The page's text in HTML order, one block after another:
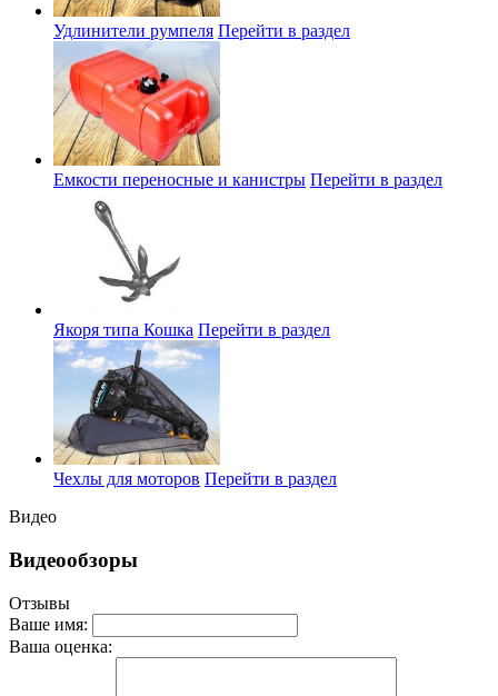
Удлинители румпеля Перейти в раздел
Емкости переносные и канистры Перейти в раздел
Якоря типа Кошка Перейти в раздел
Чехлы для моторов Перейти в раздел
Видео
Видеообзоры
Отзывы
Ваше имя:
Ваша оценка: